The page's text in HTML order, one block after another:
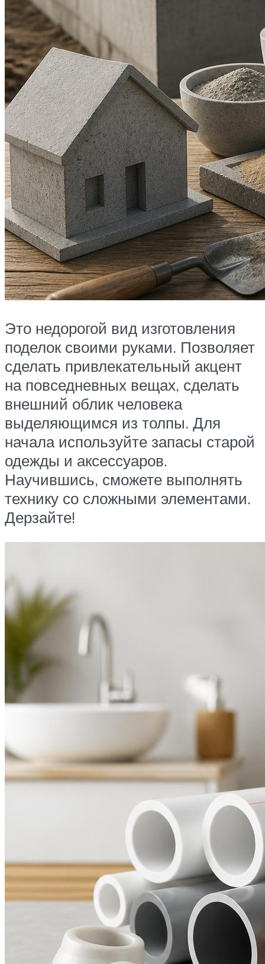
Это недорогой вид изготовления
поделок своими руками. Позволяет
сделать привлекательный акцент
на повседневных вещах, сделать
внешний облик человека
выделяющимся из толпы. Для
начала используйте запасы старой
одежды и аксессуаров.
Научившись, сможете выполнять
технику со сложными элементами.
Дерзайте!